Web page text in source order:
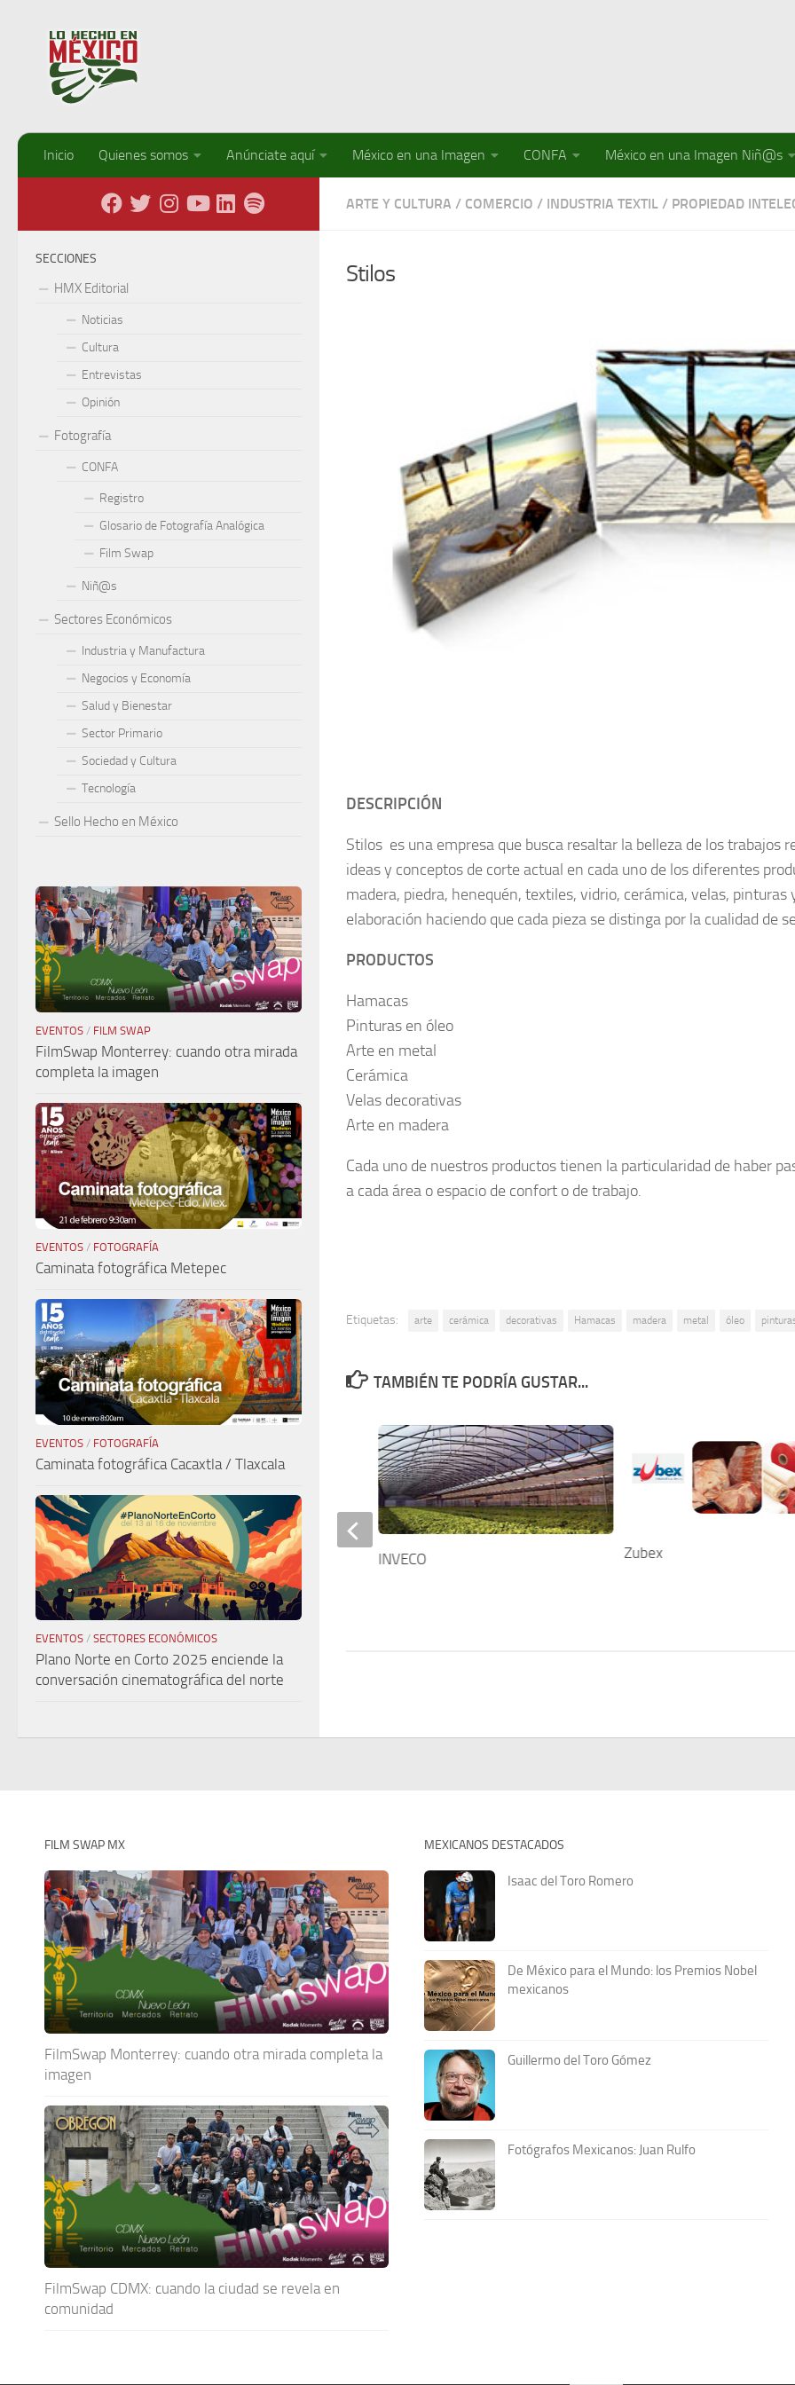
Inicio Quienes somos Anúnciate aquí México en una Imagen CONFA México en una Imagen Niñ@s
ARTE Y CULTURA / COMERCIO / INDUSTRIA TEXTIL / PROPIEDAD
Stilos
DESCRIPCIÓN
Stilos es una empresa que busca resaltar la belleza de los trabajos
ideas y conceptos de corte actual en cada uno de los diferentes
madera, piedra, henequén, textiles, vidrio, cerámica, velas,
elaboración haciendo que cada pieza se distinga por la cualidad de
PRODUCTOS
Hamacas
Pinturas en óleo
Arte en metal
Cerámica
Velas decorativas
Arte en madera
Cada uno de nuestros productos tienen la particularidad de haber
a cada área o espacio de confort o de trabajo.
Etiquetas: arte cerámica decorativas Hamacas madera metal óleo
TAMBIÉN TE PODRÍA GUSTAR...
Zubex
Club Casablanca INVECO
SECCIONES
HMX Editorial
Noticias
Cultura
Entrevistas
Opinión
Fotografía
CONFA
Registro
Glosario de Fotografía Analógica
Film Swap
Niñ@s
Sectores Económicos
Industria y Manufactura
Negocios y Economía
Salud y Bienestar
Sector Primario
Sociedad y Cultura
Tecnología
Sello Hecho en México
EVENTOS / FILM SWAP
FilmSwap Monterrey: cuando otra mirada
completa la imagen
EVENTOS / FOTOGRAFÍA
Caminata fotográfica Metepec
EVENTOS / FOTOGRAFÍA
Caminata fotográfica Cacaxtla / Tlaxcala
EVENTOS / SECTORES ECONÓMICOS
Plano Norte en Corto 2025 enciende la
conversación cinematográfica del norte
FILM SWAP MX
FilmSwap Monterrey: cuando otra mirada completa la
imagen
FilmSwap CDMX: cuando la ciudad se revela en
comunidad
MEXICANOS DESTACADOS
Isaac del Toro Romero
De México para el Mundo: los Premios Nobel
mexicanos
Guillermo del Toro Gómez
Fotógrafos Mexicanos: Juan Rulfo